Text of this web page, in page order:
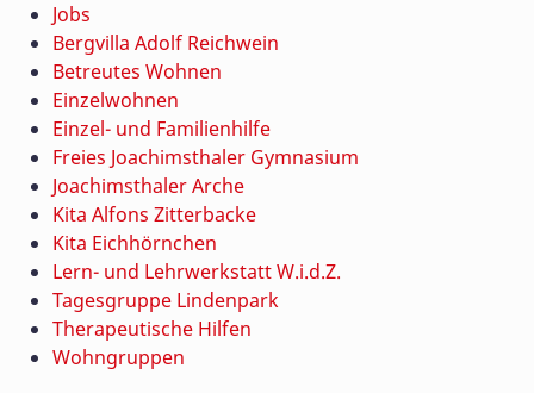
Jobs
Bergvilla Adolf Reichwein
Betreutes Wohnen
Einzelwohnen
Einzel- und Familienhilfe
Freies Joachimsthaler Gymnasium
Joachimsthaler Arche
Kita Alfons Zitterbacke
Kita Eichhörnchen
Lern- und Lehrwerkstatt W.i.d.Z.
Tagesgruppe Lindenpark
Therapeutische Hilfen
Wohngruppen